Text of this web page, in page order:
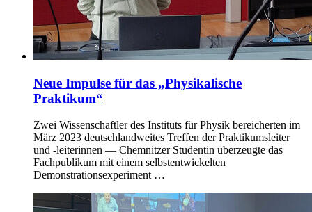
Neue Impulse für das „Physikalische
Praktikum“
Zwei Wissenschaftler des Instituts für Physik bereicherten im
März 2023 deutschlandweites Treffen der Praktikumsleiter
und -leiterinnen — Chemnitzer Studentin überzeugte das
Fachpublikum mit einem selbstentwickelten
Demonstrationsexperiment …